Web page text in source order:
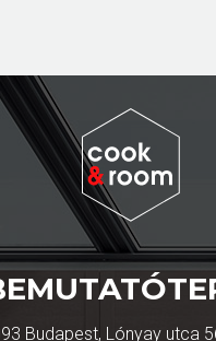
Budapest, Lónyay utca